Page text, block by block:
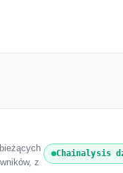
z
Chainalysis